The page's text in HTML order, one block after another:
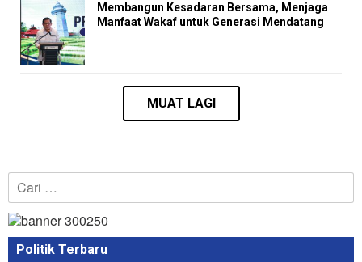
Membangun Kesadaran Bersama, Menjaga
Manfaat Wakaf untuk Generasi Mendatang
Cari
untuk:
Politik Terbaru